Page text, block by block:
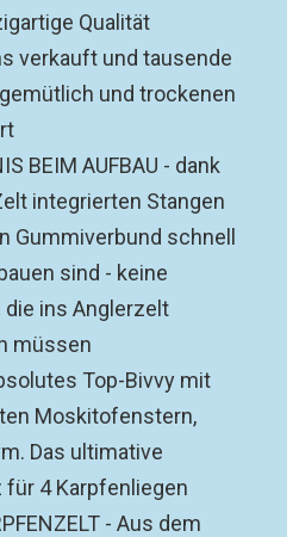
Qualität
verkauft und tausende
und trockenen
BEIM AUFBAU - dank
integrierten Stangen
Gummiverbund schnell
sind - keine
ins Anglerzelt
müssen
Top-Bivvy mit
Moskitofenstern,
Das ultimative
4 Karpfenliegen
- Aus dem